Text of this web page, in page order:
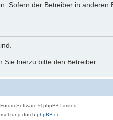
Sofern der Betreiber in
Sie hierzu bitte den Betreiber.
Software © phpBB Limited
durch phpBB.de